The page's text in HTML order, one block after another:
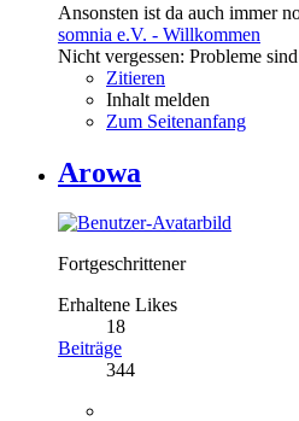
Ansonsten ist da auch immer
somnia e.V. - Willkommen
Nicht vergessen: Probleme
Zitieren
Inhalt melden
Zum Seitenanfang
Arowa
Fortgeschrittener
Erhaltene Likes
18
Beiträge
344